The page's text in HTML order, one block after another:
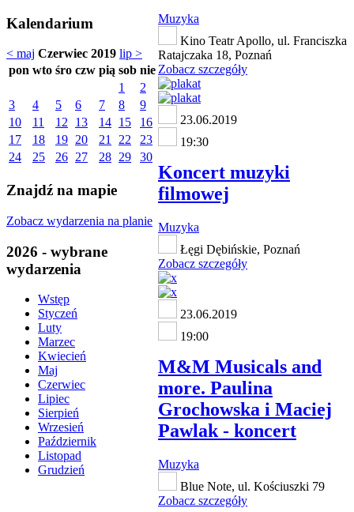
Kalendarium
< maj Czerwiec 2019 lip >
pon wto śro czw pią sob nie
1
2
3
4 5 6 7 8
9
10
11 12 13 14 15
16
17
18 19 20 21 22
23
24
25 26 27 28 29 30
Znajdź na mapie
Zobacz wydarzenia na planie
2026 - wybrane
wydarzenia
Wstęp
Styczeń
Luty
Marzec
Kwiecień
Maj
Czerwiec
Lipiec
Sierpień
Wrzesień
Październik
Listopad
Grudzień
Muzyka
Kino Teatr Apollo, ul. Franciszka
Ratajczaka 18, Poznań
Zobacz szczegóły
23.06.2019
19:30
Koncert muzyki
filmowej
Muzyka
Łęgi Dębińskie, Poznań
Zobacz szczegóły
23.06.2019
19:00
M&M Musicals and
more. Paulina
Grochowska i Maciej
Pawlak - koncert
Muzyka
Blue Note, ul. Kościuszki 79
Zobacz szczegóły